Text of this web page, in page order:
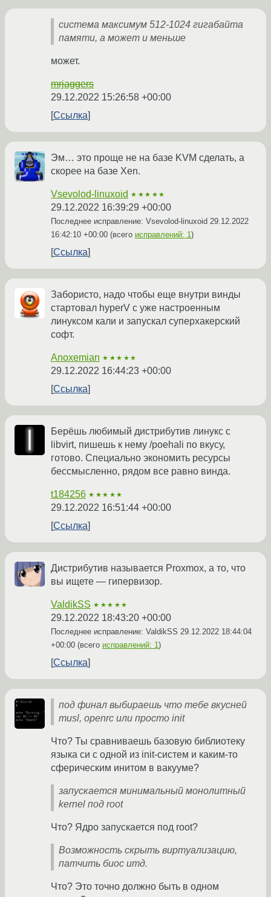
система максимум 512-1024 гигабайта
памяти, а может и меньше
может.
mrjaggers
29.12.2022 15:26:58 +00:00
Ссылка
Эм… это проще не на базе KVM сделать, а
скорее на базе Xen.
Vsevolod-linuxoid ★★★★★
29.12.2022 16:39:29 +00:00
Последнее исправление: Vsevolod-linuxoid 29.12.2022
16:42:10 +00:00 (всего исправлений: 1)
Ссылка
Забористо, надо чтобы еще внутри винды
стартовал hyperV с уже настроенным
линуксом кали и запускал суперхакерский
софт.
Anoxemian ★★★★★
29.12.2022 16:44:23 +00:00
Ссылка
Берёшь любимый дистрибутив линукс с
libvirt, пишешь к нему /poehali по вкусу,
готово. Специально экономить ресурсы
бессмысленно, рядом все равно винда.
t184256 ★★★★★
29.12.2022 16:51:44 +00:00
Ссылка
Дистрибутив называется Proxmox, а то, что
вы ищете — гипервизор.
ValdikSS ★★★★★
29.12.2022 18:43:20 +00:00
Последнее исправление: ValdikSS 29.12.2022 18:44:04
+00:00 (всего исправлений: 1)
Ссылка
под финал выбираешь что тебе вкусней
musl, openrc или просто init
Что? Ты сравниваешь базовую библиотеку
языка си с одной из init-систем и каким-то
сферическим инитом в вакууме?
запускается минимальный монолитный
kernel под root
Что? Ядро запускается под root?
Возможность скрыть виртуализацию,
патчить биос итд.
Что? Это точно должно быть в одном